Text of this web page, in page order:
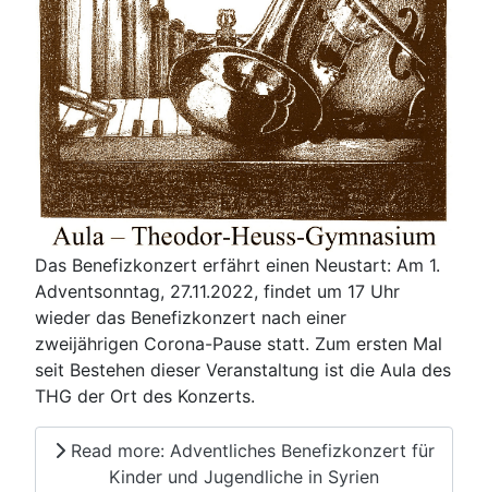
Das Benefizkonzert erfährt einen Neustart: Am 1.
Adventsonntag, 27.11.2022, findet um 17 Uhr
wieder das Benefizkonzert nach einer
zweijährigen Corona-Pause statt. Zum ersten Mal
seit Bestehen dieser Veranstaltung ist die Aula des
THG der Ort des Konzerts.
Read more: Adventliches Benefizkonzert für
Kinder und Jugendliche in Syrien